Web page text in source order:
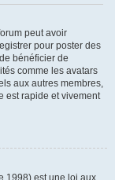
peut avoir
pour poster des
bénéficier de
comme les avatars
aux autres membres,
est rapide et vivement
1998) est une loi aux